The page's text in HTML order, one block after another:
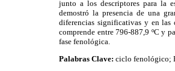
junto a los descriptores para la
demostró la presencia de una
diferencias significativas y en
comprende entre 796-887,9 ºC y
fase fenológica.
Palabras Clave: ciclo fenológico;